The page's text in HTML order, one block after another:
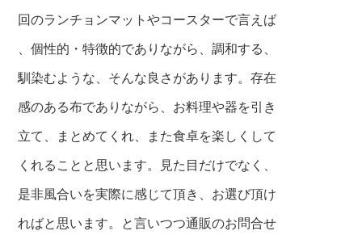
回のランチョンマットやコースターで言えば
、個性的・特徴的でありながら、調和する、
馴染むような、そんな良さがあります。存在
感のある布でありながら、お料理や器を引き
立て、まとめてくれ、また食卓を楽しくして
くれることと思います。見た目だけでなく、
是非風合いを実際に感じて頂き、お選び頂け
ればと思います。と言いつつ通販のお問合せ